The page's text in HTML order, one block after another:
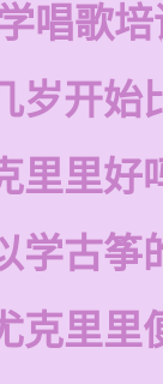
唱歌
岁开始
里里好
学古筝
克里里